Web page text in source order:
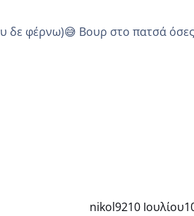
δε φέρνω)😅 Βουρ στο πατσά όσες
nikol9210 Ιουλίου